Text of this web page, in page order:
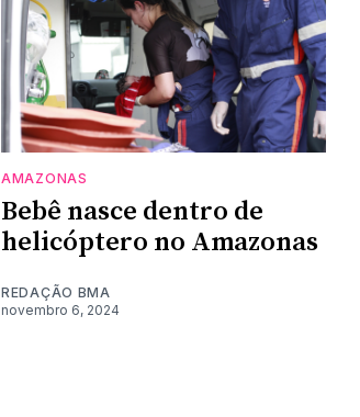
AMAZONAS
Bebê nasce dentro de
helicóptero no Amazonas
REDAÇÃO BMA
novembro 6, 2024